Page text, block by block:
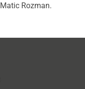
Rozman.